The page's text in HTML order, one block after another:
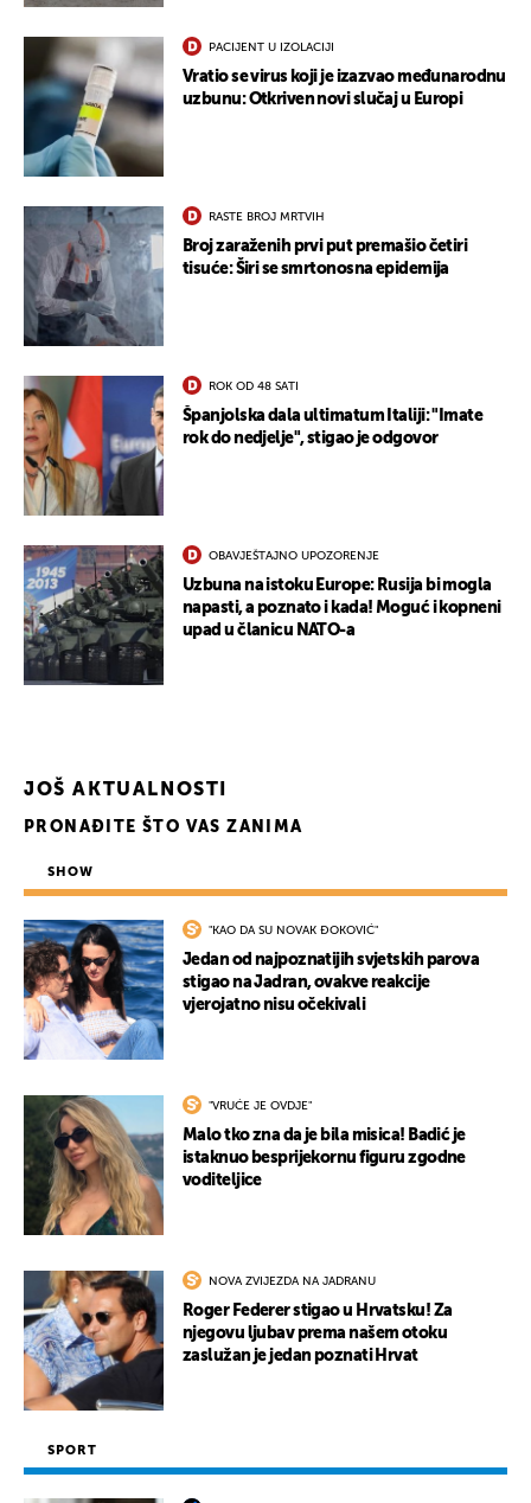
PACIJENT U IZOLACIJI
Vratio se virus koji je izazvao međunarodnu
uzbunu: Otkriven novi slučaj u Europi
RASTE BROJ MRTVIH
Broj zaraženih prvi put premašio četiri
tisuće: Širi se smrtonosna epidemija
ROK OD 48 SATI
Španjolska dala ultimatum Italiji: "Imate
rok do nedjelje", stigao je odgovor
OBAVJEŠTAJNO UPOZORENJE
Uzbuna na istoku Europe: Rusija bi mogla
napasti, a poznato i kada! Moguć i kopneni
upad u članicu NATO-a
JOŠ AKTUALNOSTI
PRONAĐITE ŠTO VAS ZANIMA
SHOW
"KAO DA SU NOVAK ĐOKOVIĆ"
Jedan od najpoznatijih svjetskih parova
stigao na Jadran, ovakve reakcije
vjerojatno nisu očekivali
"VRUĆE JE OVDJE"
Malo tko zna da je bila misica! Badić je
istaknuo besprijekornu figuru zgodne
voditeljice
NOVA ZVIJEZDA NA JADRANU
Roger Federer stigao u Hrvatsku! Za
njegovu ljubav prema našem otoku
zaslužan je jedan poznati Hrvat
SPORT
UKLJUČITE NOTIFIKACIJE